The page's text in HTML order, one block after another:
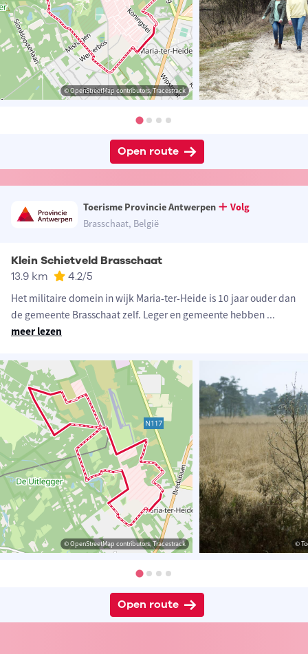
© OpenStreetMap contributors, Tracestrack
Open route
Toerisme Provincie Antwerpen
Volg
Brasschaat, België
Klein Schietveld Brasschaat
13.9 km 4.2/5
Het militaire domein in wijk Maria-ter-Heide is 10 jaar ouder dan
de gemeente Brasschaat zelf. Leger en gemeente hebben ...
meer lezen
© OpenStreetMap contributors, Tracestrack ©
Open route